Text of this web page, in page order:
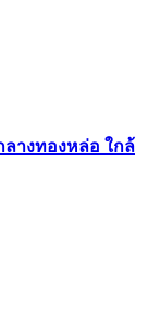
ลางทองหล่อ ใกล้